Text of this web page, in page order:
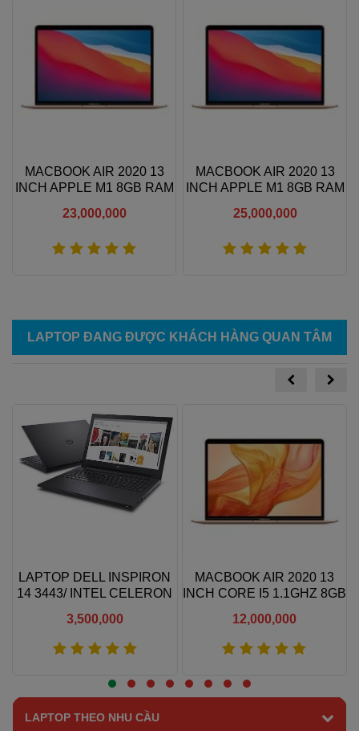
MACBOOK AIR 2020 13
INCH APPLE M1 8GB RAM
23,000,000
MACBOOK AIR 2020 13
INCH APPLE M1 8GB RAM
25,000,000
LAPTOP ĐANG ĐƯỢC KHÁCH HÀNG QUAN TÂM
LAPTOP DELL INSPIRON
14 3443/ INTEL CELERON
500G/ 14 IN
3,500,000
Xem thêm
MACBOOK AIR 2020 13
INCH CORE I5 1.1GHZ 8GB
12,000,000
Xem thêm
LAPTOP THEO NHU CẦU